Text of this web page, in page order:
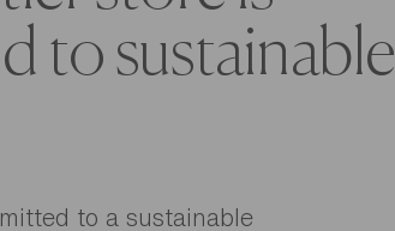
to sustainable
to a sustainable